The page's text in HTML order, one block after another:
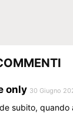
only 30 Giugno
subito, quando